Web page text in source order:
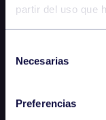
partir del uso que
Necesarias
Preferencias